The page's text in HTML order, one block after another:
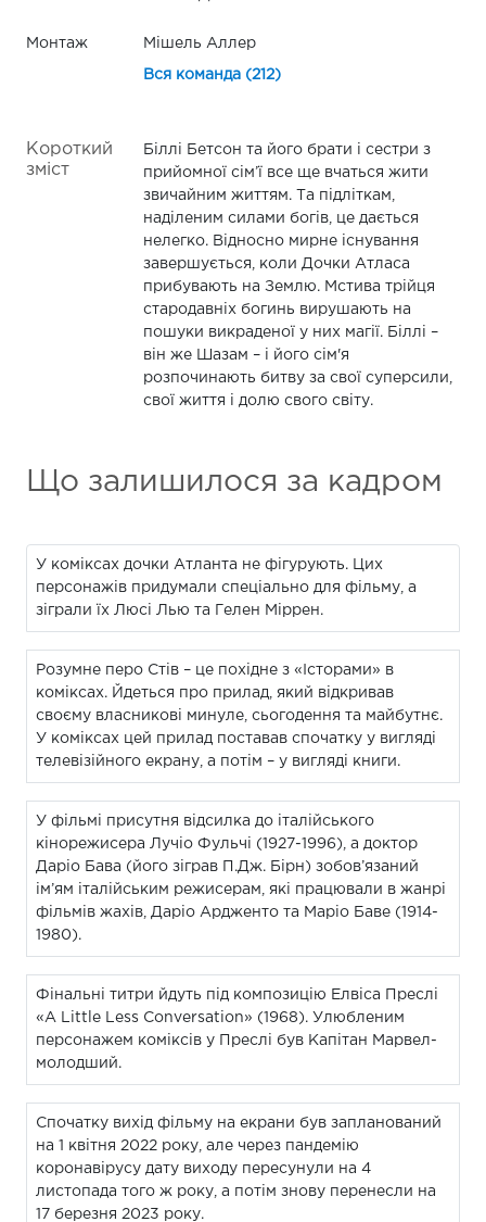
Монтаж Мішель Аллер
Вся команда (212)
Короткий
зміст
Біллі Бетсон та його брати і сестри з
прийомної сім’ї все ще вчаться жити
звичайним життям. Та підліткам,
наділеним силами богів, це дається
нелегко. Відносно мирне існування
завершується, коли Дочки Атласа
прибувають на Землю. Мстива трійця
стародавніх богинь вирушають на
пошуки викраденої у них магії. Біллі –
він же Шазам – і його сім'я
розпочинають битву за свої суперсили,
свої життя і долю свого світу.
Що залишилося за кадром
У коміксах дочки Атланта не фігурують. Цих
персонажів придумали спеціально для фільму, а
зіграли їх Люсі Лью та Гелен Міррен.
Розумне перо Стів – це похідне з «Історами» в
коміксах. Йдеться про прилад, який відкривав
своєму власникові минуле, сьогодення та майбутнє.
У коміксах цей прилад поставав спочатку у вигляді
телевізійного екрану, а потім – у вигляді книги.
У фільмі присутня відсилка до італійського
кінорежисера Лучіо Фульчі (1927-1996), а доктор
Даріо Бава (його зіграв П.Дж. Бірн) зобов’язаний
ім’ям італійським режисерам, які працювали в жанрі
фільмів жахів, Даріо Ардженто та Маріо Баве (1914-
1980).
Фінальні титри йдуть під композицію Елвіса Преслі
«A Little Less Conversation» (1968). Улюбленим
персонажем коміксів у Преслі був Капітан Марвел-
молодший.
Спочатку вихід фільму на екрани був запланований
на 1 квітня 2022 року, але через пандемію
коронавірусу дату виходу пересунули на 4
листопада того ж року, а потім знову перенесли на
17 березня 2023 року.